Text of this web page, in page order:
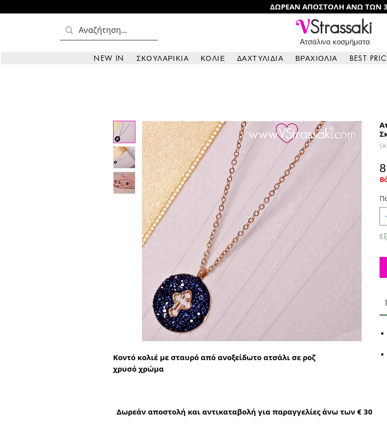
ΔΩΡΕΑΝ ΑΠΟΣΤΟΛΗ ΑΝΩ ΤΩΝ
VStrassaki
Ατσάλινα κοσμήματα
NEW IN ΣΚΟΥΛΑΡΙΚΙΑ ΚΟΛΙΕ ΔΑΧΤΥΛΙΔΙΑ ΒΡΑΧΙΟΛΙΑ BEST
Κοντό κολιέ με σταυρό από ανοξείδωτο ατσάλι σε ροζ
χρυσό χρώμα
Δωρεάν αποστολή και αντικαταβολή για παραγγελίες άνω των € 30